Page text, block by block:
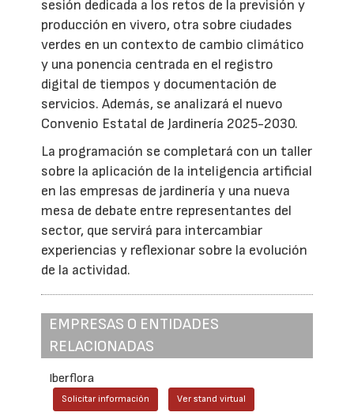
sesión dedicada a los retos de la previsión y
producción en vivero, otra sobre ciudades
verdes en un contexto de cambio climático
y una ponencia centrada en el registro
digital de tiempos y documentación de
servicios. Además, se analizará el nuevo
Convenio Estatal de Jardinería 2025-2030.
La programación se completará con un taller
sobre la aplicación de la inteligencia artificial
en las empresas de jardinería y una nueva
mesa de debate entre representantes del
sector, que servirá para intercambiar
experiencias y reflexionar sobre la evolución
de la actividad.
EMPRESAS O ENTIDADES
RELACIONADAS
Iberflora
Solicitar información Ver stand virtual